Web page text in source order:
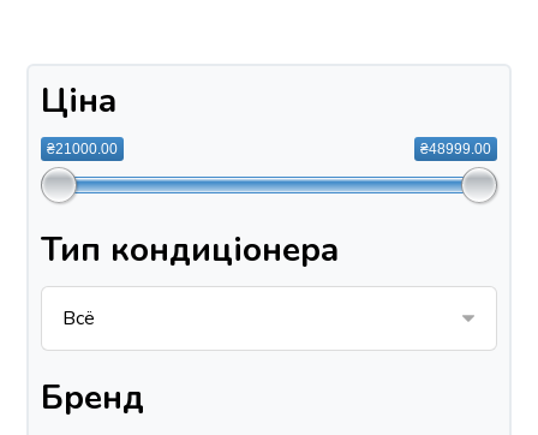
Ціна
₴21000.00 ₴48999.00
Тип кондиціонера
Бренд